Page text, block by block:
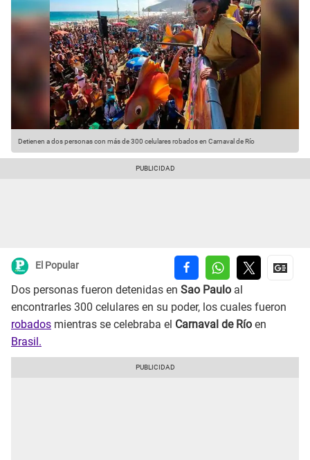
Detienen a dos personas con más de 300 celulares robados en Carnaval de Río
El Popular
Dos personas fueron detenidas en Sao Paulo al
encontrarles 300 celulares en su poder, los cuales fueron
robados mientras se celebraba el Carnaval de Río en
Brasil.